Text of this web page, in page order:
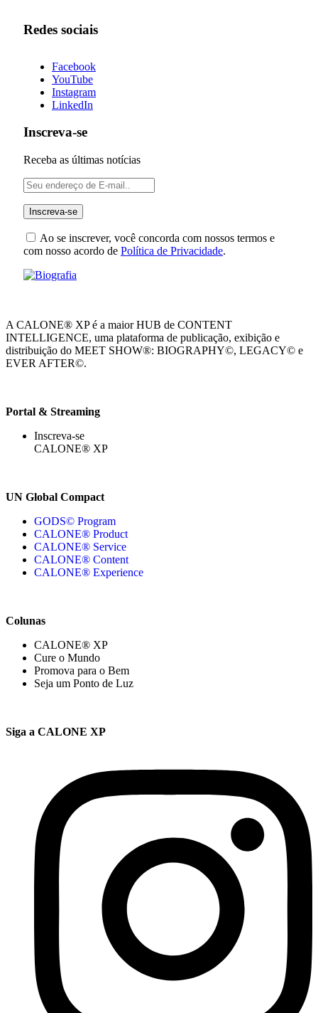
Redes sociais
Facebook
YouTube
Instagram
LinkedIn
Inscreva-se
Receba as últimas notícias
Ao se inscrever, você concorda com nossos termos e
com nosso acordo de Política de Privacidade.
A CALONE® XP é a maior HUB de CONTENT
INTELLIGENCE, uma plataforma de publicação, exibição e
distribuição do MEET SHOW®: BIOGRAPHY©, LEGACY© e
EVER AFTER©.
Portal & Streaming
Inscreva-se
CALONE® XP
UN Global Compact
GODS© Program
CALONE® Product
CALONE® Service
CALONE® Content
CALONE® Experience
Colunas
CALONE® XP
Cure o Mundo
Promova para o Bem
Seja um Ponto de Luz
Siga a CALONE XP